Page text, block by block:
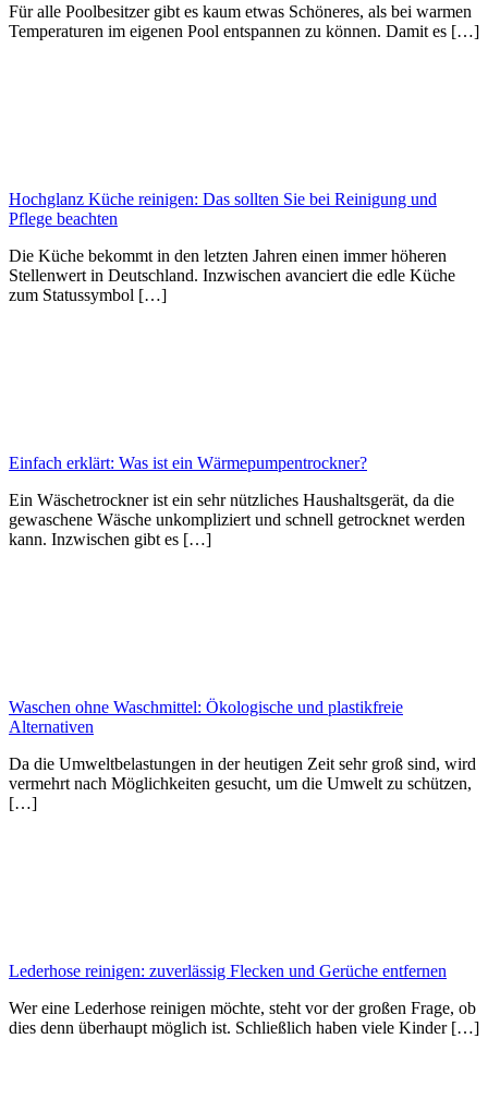
Für alle Poolbesitzer gibt es kaum etwas Schöneres, als bei warmen
Temperaturen im eigenen Pool entspannen zu können. Damit es […]
Hochglanz Küche reinigen: Das sollten Sie bei Reinigung und
Pflege beachten
Die Küche bekommt in den letzten Jahren einen immer höheren
Stellenwert in Deutschland. Inzwischen avanciert die edle Küche
zum Statussymbol […]
Einfach erklärt: Was ist ein Wärmepumpentrockner?
Ein Wäschetrockner ist ein sehr nützliches Haushaltsgerät, da die
gewaschene Wäsche unkompliziert und schnell getrocknet werden
kann. Inzwischen gibt es […]
Waschen ohne Waschmittel: Ökologische und plastikfreie
Alternativen
Da die Umweltbelastungen in der heutigen Zeit sehr groß sind, wird
vermehrt nach Möglichkeiten gesucht, um die Umwelt zu schützen,
[…]
Lederhose reinigen: zuverlässig Flecken und Gerüche entfernen
Wer eine Lederhose reinigen möchte, steht vor der großen Frage, ob
dies denn überhaupt möglich ist. Schließlich haben viele Kinder […]